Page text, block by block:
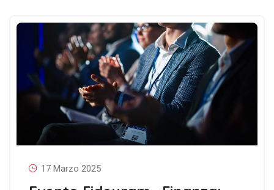
17 Marzo 2025